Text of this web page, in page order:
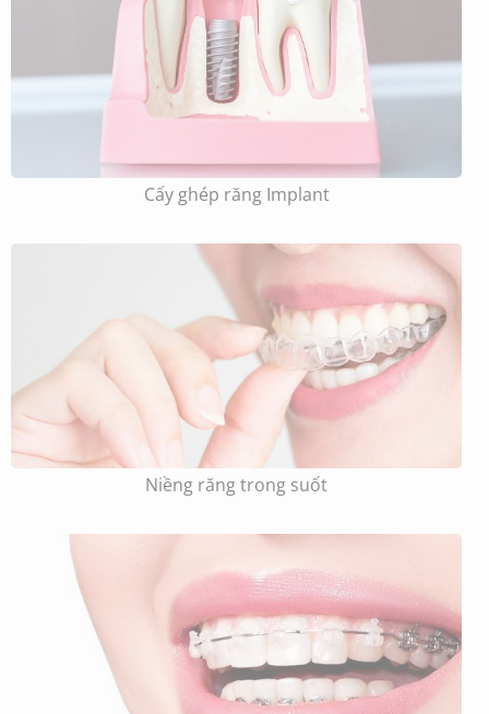
Cấy ghép răng Implant
Niềng răng trong suốt